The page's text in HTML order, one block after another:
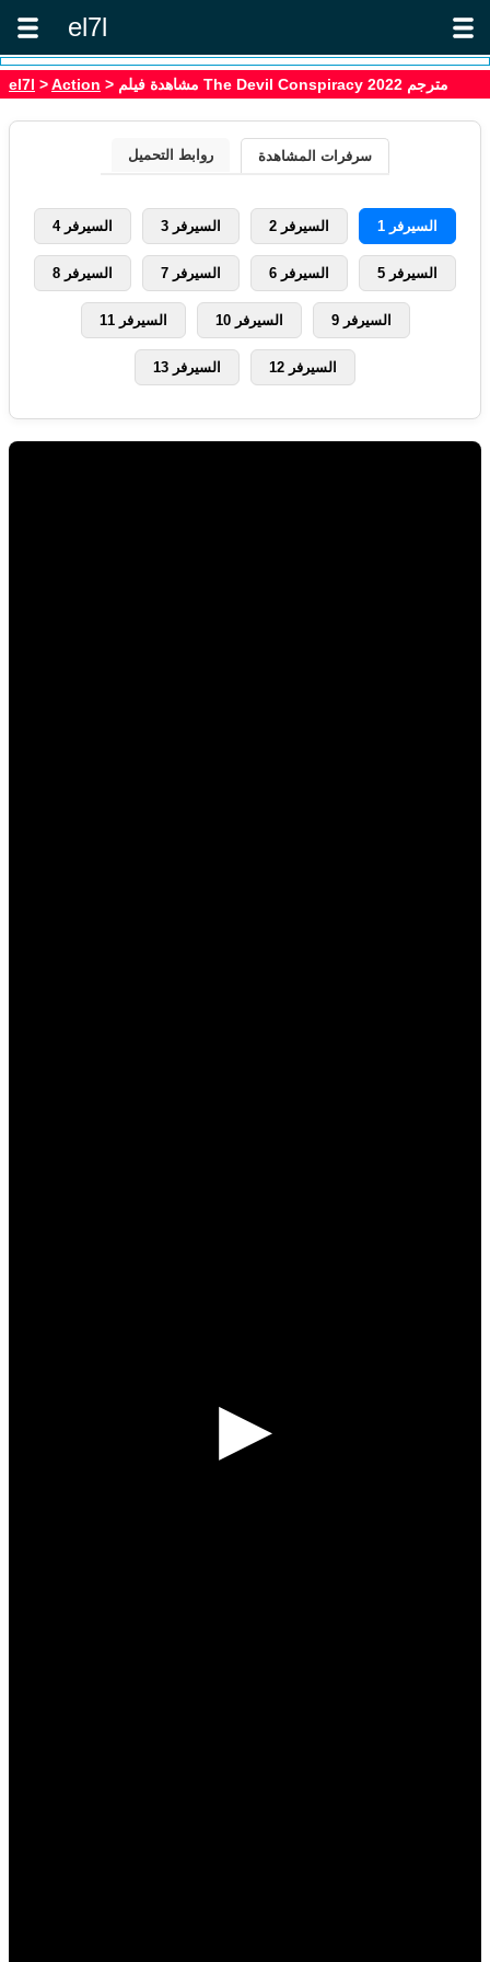
el7l
el7l >Action > مشاهدة فيلم The Devil Conspiracy 2022 مترجم
سرفرات المشاهدة روابط التحميل
السيرفر 1 السيرفر 2 السيرفر 3 السيرفر 4
السيرفر 5 السيرفر 6 السيرفر 7 السيرفر 8
السيرفر 9 السيرفر 10 السيرفر 11
السيرفر 12 السيرفر 13